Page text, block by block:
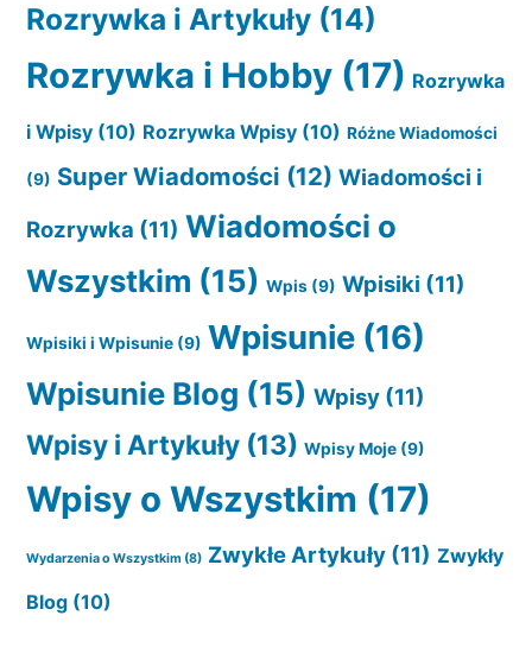
Rozrywka i Artykuły (14)
Rozrywka i Hobby (17) Rozrywka
i Wpisy (10) Rozrywka Wpisy (10) Różne Wiadomości
(9) Super Wiadomości (12) Wiadomości i
Rozrywka (11) Wiadomości o
Wszystkim (15) Wpis (9) Wpisiki (11)
Wpisiki i Wpisunie (9) Wpisunie (16)
Wpisunie Blog (15) Wpisy (11)
Wpisy i Artykuły (13) Wpisy Moje (9)
Wpisy o Wszystkim (17)
Wydarzenia o Wszystkim (8) Zwykłe Artykuły (11) Zwykły
Blog (10)